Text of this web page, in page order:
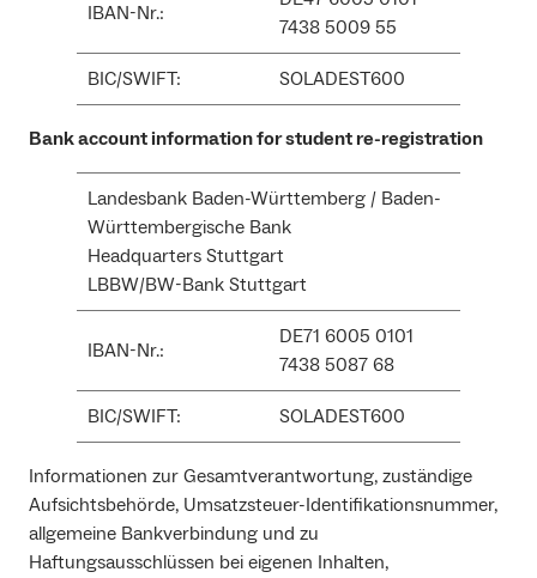
IBAN-Nr.:
7438 5009 55
BIC/SWIFT: SOLADEST600
Bank account information for student re-registration
Landesbank Baden-Württemberg / Baden-
Württembergische Bank
Headquarters Stuttgart
LBBW/BW-Bank Stuttgart
IBAN-Nr.:
DE71 6005 0101
7438 5087 68
BIC/SWIFT: SOLADEST600
Informationen zur Gesamtverantwortung, zuständige
Aufsichtsbehörde, Umsatzsteuer-Identifikationsnummer,
allgemeine Bankverbindung und zu
Haftungsausschlüssen bei eigenen Inhalten,